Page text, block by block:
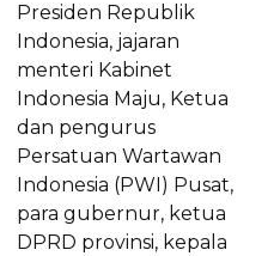
Presiden Republik
Indonesia, jajaran
menteri Kabinet
Indonesia Maju, Ketua
dan pengurus
Persatuan Wartawan
Indonesia (PWI) Pusat,
para gubernur, ketua
DPRD provinsi, kepala